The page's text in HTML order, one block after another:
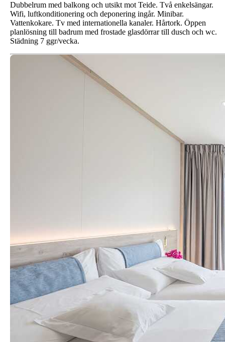
Dubbelrum med balkong och utsikt mot Teide. Två enkelsängar.
Wifi, luftkonditionering och deponering ingår. Minibar.
Vattenkokare. Tv med internationella kanaler. Hårtork. Öppen
planlösning till badrum med frostade glasdörrar till dusch och wc.
Städning 7 ggr/vecka.